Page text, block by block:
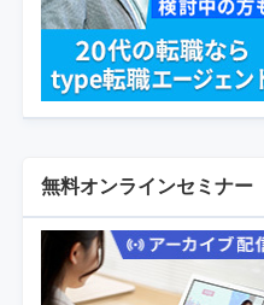
無料オンラインセミナー